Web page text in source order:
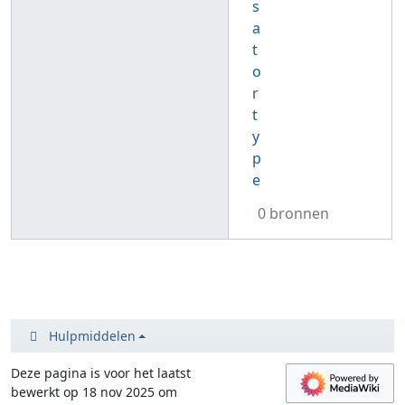
s
a
t
o
r
t
y
p
e
0 bronnen
Hulpmiddelen
Deze pagina is voor het laatst
bewerkt op 18 nov 2025 om